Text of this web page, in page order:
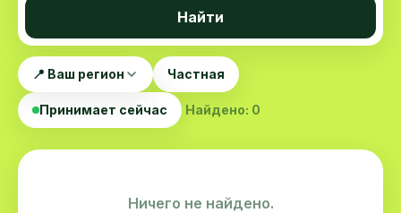
Найти
📍 Ваш регион Частная
Принимает сейчас Найдено: 0
Ничего не найдено.